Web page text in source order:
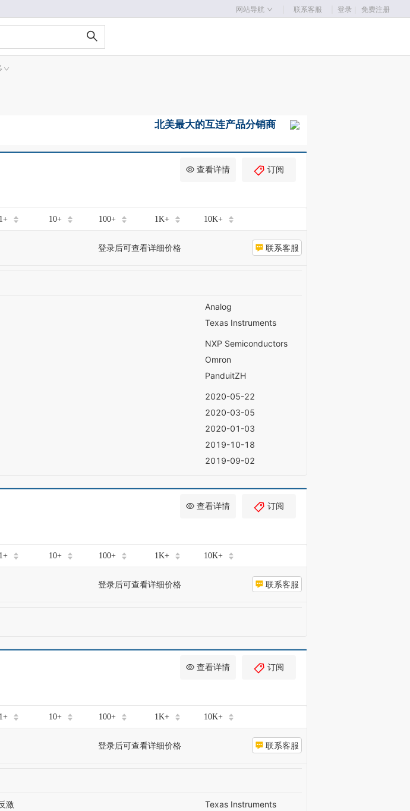
登录 免费注册
网站导航 联系客服
查看详情 订阅
1+ 10+ 100+ 1K+ 10K+
登录后可查看详细价格 联系客服
Analog
Texas Instruments
NXP Semiconductors
Omron
PanduitZH
2020-05-22
2020-03-05
2020-01-03
2019-10-18
2019-09-02
查看详情 订阅
1+ 10+ 100+ 1K+ 10K+
登录后可查看详细价格 联系客服
查看详情 订阅
1+ 10+ 100+ 1K+ 10K+
登录后可查看详细价格 联系客服
激
Texas Instruments